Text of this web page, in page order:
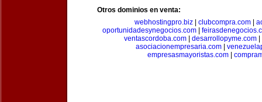
Otros dominios en venta:
webhostingpro.biz| clubcompra.com|
oportunidadesynegocios.com|
ventascordoba.com| desarrollopyme.com|
asociacionempresaria.com
empresasmayoristas.com